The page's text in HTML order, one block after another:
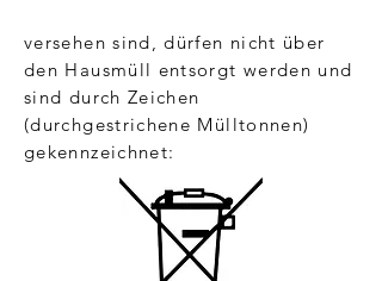
versehen sind, dürfen nicht über
den Hausmüll entsorgt werden und
sind durch Zeichen
(durchgestrichene Mülltonnen)
gekennzeichnet: